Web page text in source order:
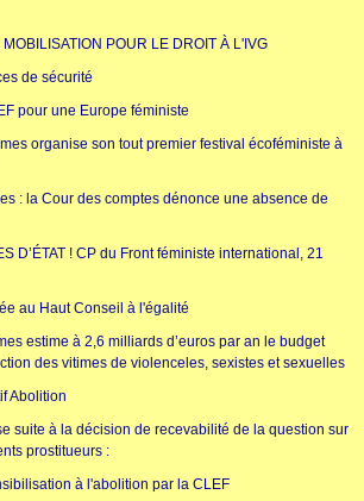
POUR LE DROIT À L'IVG
de sécurité
pour une Europe féministe
organise son tout premier festival écoféministe à
: la Cour des comptes dénonce une absence de
D’ÉTAT ! CP du Front féministe international, 21
au Haut Conseil à l'égalité
estime à 2,6 milliards d’euros par an le budget
des vitimes de violenceles, sexistes et sexuelles
Abolition
suite à la décision de recevabilité de la question sur
prostitueurs :
à l'abolition par la CLEF